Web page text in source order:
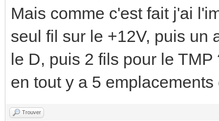
Mais comme c'est fait j'ai
seul fil sur le +12V, puis un
le D, puis 2 fils pour le TMP
en tout y a 5
Trouver